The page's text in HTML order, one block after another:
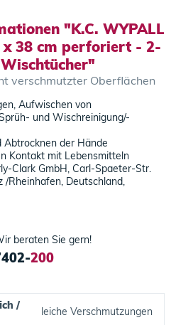
"K.C. WYPALL
x 38 cm perforiert - 2-
verschmutzter Oberflächen
Aufwischen von
und Wischreinigung/-
Abtrocknen der Hände
Kontakt mit Lebensmitteln
Clark GmbH, Carl-Spaeter-Str.
/Rheinhafen, Deutschland,
beraten Sie gern!
200
/
leiche Verschmutzungen